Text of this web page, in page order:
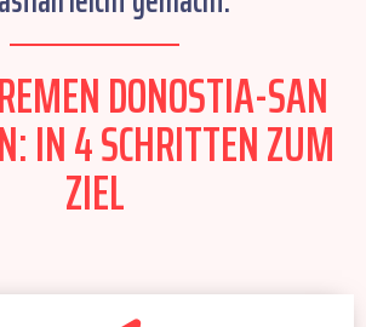
DONOSTIA-SAN
IN 4 SCHRITTEN ZUM
ZIEL